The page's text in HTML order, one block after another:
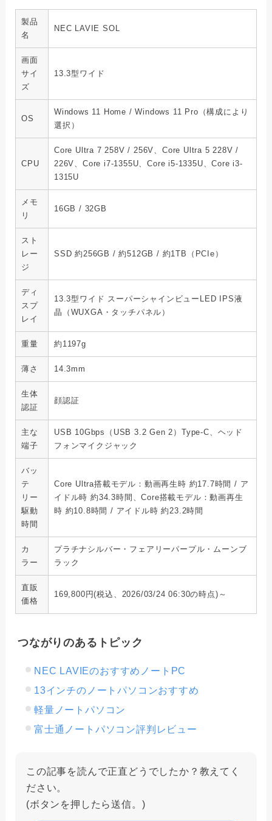
製品
名
NEC LAVIE SOL
画面
サイ
ズ
13.3型ワイド
OS
Windows 11 Home / Windows 11 Pro（構成により
選択）
CPU
Core Ultra 7 258V / 256V、Core Ultra 5 228V /
226V、Core i7-1355U、Core i5-1335U、Core i3-
1315U
メモ
リ
16GB / 32GB
スト
レー
ジ
SSD 約256GB / 約512GB / 約1TB（PCIe）
ディ
スプ
レイ
13.3型ワイド スーパーシャインビューLED IPS液
晶（WUXGA・タッチパネル）
重量 約1197g
薄さ 14.3mm
生体
認証
顔認証
主な
端子
USB 10Gbps（USB 3.2 Gen 2）Type-C、ヘッド
フォンマイクジャック
バッ
テ
リー
駆動
時間
Core Ultra搭載モデル：動画再生時 約17.7時間 / ア
イドル時 約34.3時間、Core搭載モデル：動画再生
時 約10.8時間 / アイドル時 約23.2時間
カ
ラー
プラチナシルバー・フェアリーパープル・ムーンブ
ラック
直販
価格
169,800円(税込、2026/03/24 06:30の時点)～
つながりのあるトピック
NEC LAVIEのおすすめノートPC
13インチのノートパソコンおすすめ
軽量ノートパソコン
富士通ノートパソコン評判レビュー
この記事を読んで正直どうでしたか？教えてく
ださい。
(ボタンを押したら送信。)